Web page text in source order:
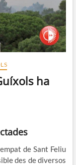
ha
de Sant Feliu
des de diversos